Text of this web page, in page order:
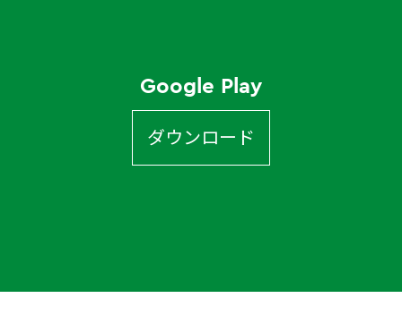
Google Play
ダウンロード